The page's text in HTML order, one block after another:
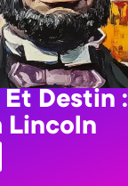
Destin :
Lincoln